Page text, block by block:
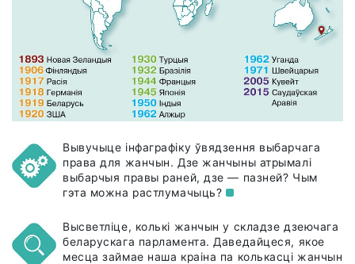
Вывучыце інфаграфіку ўвядзення выбарчага
права для жанчын. Дзе жанчыны атрымалі
выбарчыя правы раней, дзе — пазней? Чым
гэта можна растлумачыць?
Высветліце, колькі жанчын у складзе дзеючага
беларускага парламента. Даведайцеся, якое
месца займае наша краіна па колькасці жанчын